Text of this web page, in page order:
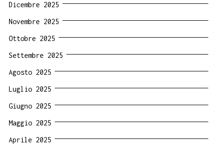
Dicembre 2025
Novembre 2025
Ottobre 2025
Settembre 2025
Agosto 2025
Luglio 2025
Giugno 2025
Maggio 2025
Aprile 2025